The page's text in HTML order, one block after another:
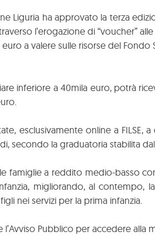
Liguria ha approvato la terza
l’erogazione di “voucher”
a valere sulle risorse del Fondo
inferiore a 40mila euro, potrà
esclusivamente online a
secondo la graduatoria stabilita
famiglie a reddito medio-basso
migliorando, al contempo,
nei servizi per la prima infanzia.
Pubblico per accedere alla